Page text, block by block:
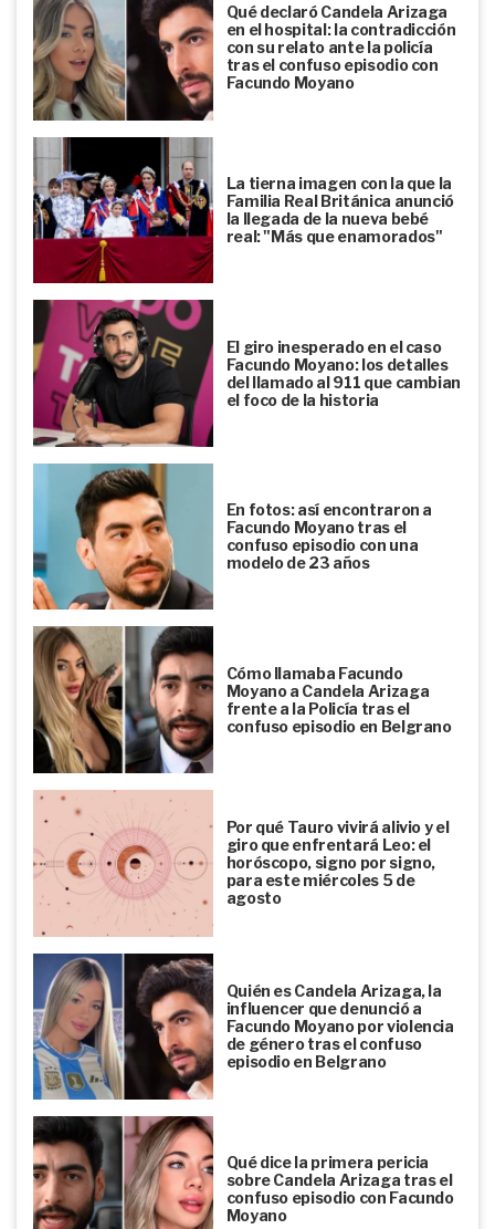
Qué declaró Candela Arizaga
en el hospital: la contradicción
con su relato ante la policía
tras el confuso episodio con
Facundo Moyano
La tierna imagen con la que la
Familia Real Británica anunció
la llegada de la nueva bebé
real: "Más que enamorados"
El giro inesperado en el caso
Facundo Moyano: los detalles
del llamado al 911 que cambian
el foco de la historia
En fotos: así encontraron a
Facundo Moyano tras el
confuso episodio con una
modelo de 23 años
Cómo llamaba Facundo
Moyano a Candela Arizaga
frente a la Policía tras el
confuso episodio en Belgrano
Por qué Tauro vivirá alivio y el
giro que enfrentará Leo: el
horóscopo, signo por signo,
para este miércoles 5 de
agosto
Quién es Candela Arizaga, la
influencer que denunció a
Facundo Moyano por violencia
de género tras el confuso
episodio en Belgrano
Qué dice la primera pericia
sobre Candela Arizaga tras el
confuso episodio con Facundo
Moyano